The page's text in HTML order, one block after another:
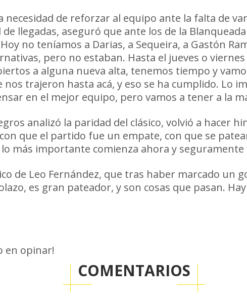
de reforzar al equipo ante la falta de
llegadas, aseguró que ante los de la
no teníamos a Darias, a Sequeira, a Gastón
pero no estaban. Hasta el jueves o
a alguna nueva alta, tenemos tiempo y
trajeron hasta acá, y eso se ha cumplido. Lo
en el mejor equipo, pero vamos a tener a la
analizó la paridad del clásico, volvió a hacer
que el partido fue un empate, con que se
más importante comienza ahora y seguramente
de Leo Fernández, que tras haber marcado un
es gran pateador, y son cosas que pasan.
COMENTARIOS
en opinar!